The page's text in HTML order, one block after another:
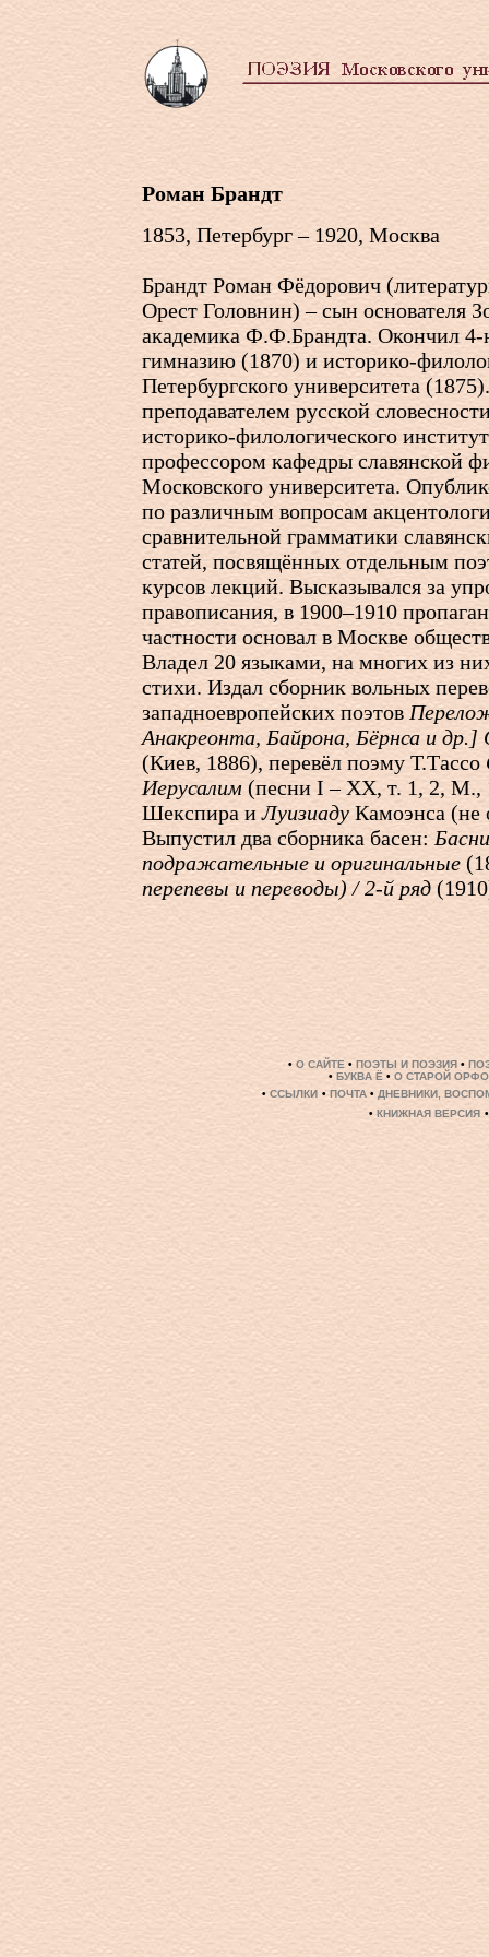
Роман Брандт
1853, Петербург – 1920, Москва
Брандт Роман Фёдорович
Орест Головнин) – сын основателя
академика Ф.Ф.Брандта. Окончил
гимназию (1870) и историко-
Петербургского университета
преподавателем русской
историко-филологического
профессором кафедры славянской
Московского университета.
по различным вопросам
сравнительной грамматики
статей, посвящённых отдельным
курсов лекций. Высказывался за
правописания, в 1900–1910
частности основал в Москве
Владел 20 языками, на многих из
стихи. Издал сборник вольных
западноевропейских поэтов
Анакреонта, Байрона, Бёрнса и др.]
(Киев, 1886), перевёл поэму Т.Тассо
Иерусалим (песни I – XX, т. 1, 2, М.,
Шекспира иЛуизиаду Камоэнса (не
Выпустил два сборника басен:
подражательные и оригинальные
перепевы и переводы) /2-й ряд